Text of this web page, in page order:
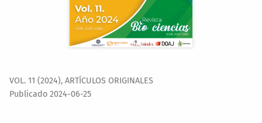
VOL. 11 (2024), ARTÍCULOS ORIGINALES
Publicado 2024-06-25